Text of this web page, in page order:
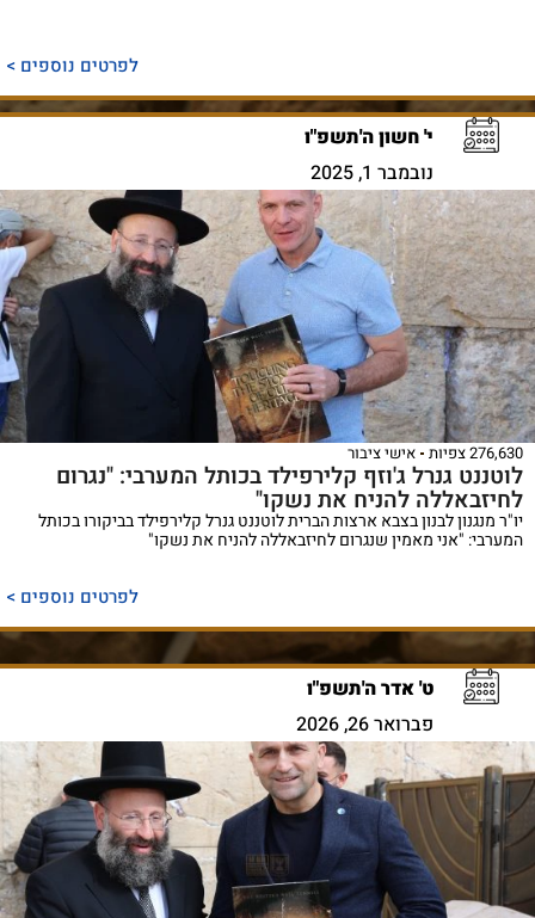
לפרטים נוספים >
י' חשון ה'תשפ"ו
נובמבר 1, 2025
276,630 צפיות אישי ציבור
לוטננט גנרל ג'וזף קלירפילד בכותל המערבי: "נגרום
לחיזבאללה להניח את נשקו"
יו"ר מנגנון לבנון בצבא ארצות הברית לוטננט גנרל קלירפילד בביקורו בכותל
המערבי: "אני מאמין שנגרום לחיזבאללה להניח את נשקו"
לפרטים נוספים >
ט' אדר ה'תשפ"ו
פברואר 26, 2026